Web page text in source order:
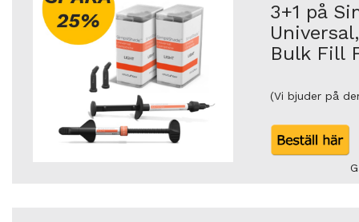
3+1 på
Bulk Fill
(Vi bjuder på